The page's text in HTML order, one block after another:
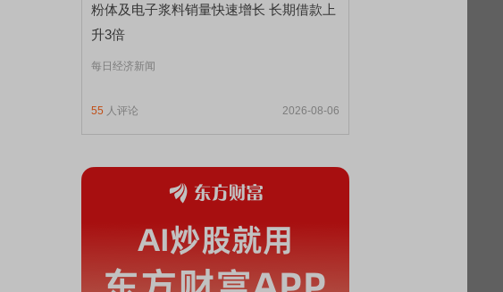
粉体及电子浆料销量快速增长 长期借款上
升3倍
每日经济新闻
55 人评论 2026-08-06